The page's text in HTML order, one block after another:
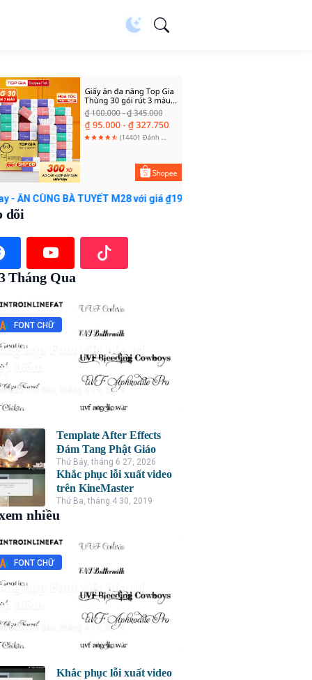
M28 với giá ₫198.500 - ₫251.000. Mua ngay trên Shopee!
dõi
Tháng Qua
FONT CHỮ
hợp Font việt hóa ttf
hiếm
ĐứcThứ Sáu, tháng 4 19, 2019
Template After Effects
Đám Tang Phật Giáo
Thứ Bảy, tháng 6 27, 2026
Khắc phục lỗi xuất video
trên KineMaster
Thứ Ba, tháng 4 30, 2019
nhiều
FONT CHỮ
hợp Font việt hóa ttf
hiếm
ĐứcThứ Sáu, tháng 4 19, 2019
Khắc phục lỗi xuất video